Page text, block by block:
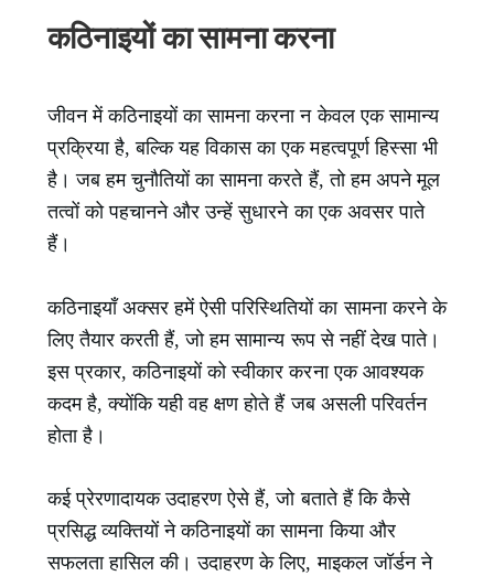
कठिनाइयों का सामना करना
जीवन में कठिनाइयों का सामना करना न केवल एक सामान्य
प्रक्रिया है, बल्कि यह विकास का एक महत्वपूर्ण हिस्सा भी
है। जब हम चुनौतियों का सामना करते हैं, तो हम अपने मूल
तत्वों को पहचानने और उन्हें सुधारने का एक अवसर पाते
हैं।
कठिनाइयाँ अक्सर हमें ऐसी परिस्थितियों का सामना करने के
लिए तैयार करती हैं, जो हम सामान्य रूप से नहीं देख पाते।
इस प्रकार, कठिनाइयों को स्वीकार करना एक आवश्यक
कदम है, क्योंकि यही वह क्षण होते हैं जब असली परिवर्तन
होता है।
कई प्रेरणादायक उदाहरण ऐसे हैं, जो बताते हैं कि कैसे
प्रसिद्ध व्यक्तियों ने कठिनाइयों का सामना किया और
सफलता हासिल की। उदाहरण के लिए, माइकल जॉर्डन ने